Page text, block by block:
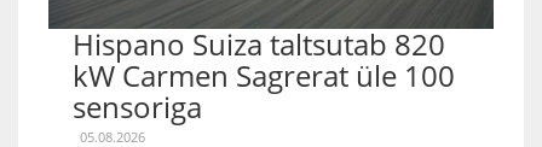
Hispano Suiza taltsutab 820
kW Carmen Sagrerat üle 100
sensoriga
05.08.2026